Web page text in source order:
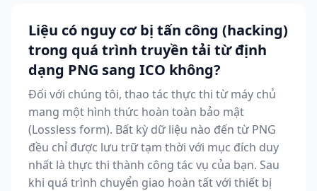
Liệu có nguy cơ bị tấn công (hacking)
trong quá trình truyền tải từ định
dạng PNG sang ICO không?
Đối với chúng tôi, thao tác thực thi từ máy chủ
mang một hình thức hoàn toàn bảo mật
(Lossless form). Bất kỳ dữ liệu nào đến từ PNG
đều chỉ được lưu trữ tạm thời với mục đích duy
nhất là thực thi thành công tác vụ của bạn. Sau
khi quá trình chuyển giao hoàn tất với thiết bị